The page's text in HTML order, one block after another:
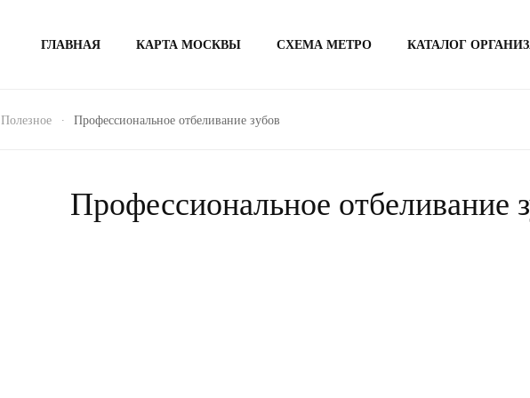
ГЛАВНАЯ КАРТА МОСКВЫ СХЕМА МЕТРО КАТАЛОГ
Полезное Профессиональное отбеливание зубов
Профессиональное отбеливание